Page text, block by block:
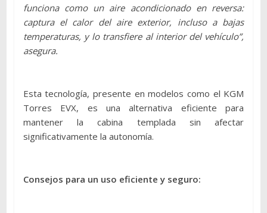
funciona como un aire acondicionado en reversa:
captura el calor del aire exterior, incluso a bajas
temperaturas, y lo transfiere al interior del vehículo”,
asegura.
Esta tecnología, presente en modelos como el KGM
Torres EVX, es una alternativa eficiente para
mantener la cabina templada sin afectar
significativamente la autonomía.
Consejos para un uso eficiente y seguro: